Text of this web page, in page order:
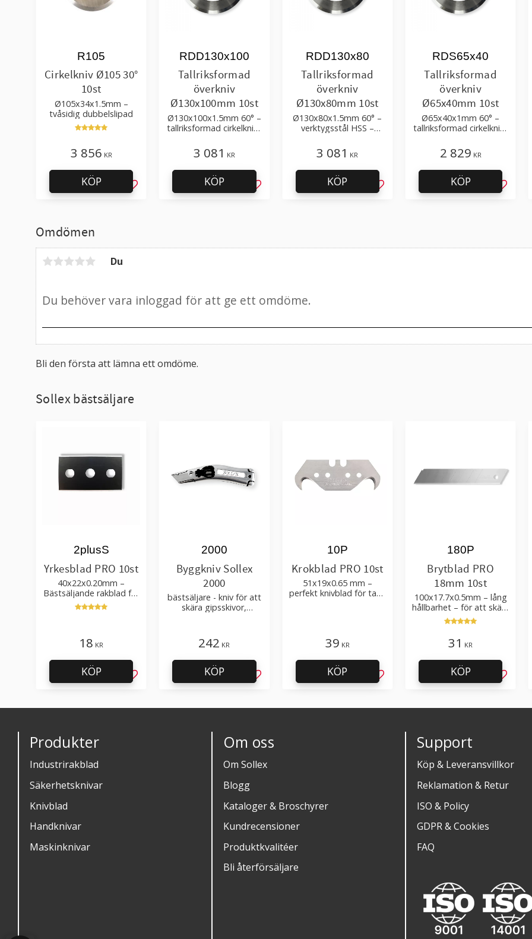
Omdömen
Du
Bli den första att lämna ett omdöme.
Cirkelkniv Ø105 30°
10st
Ø105x34x1.5mm –
tvåsidig dubbelslipad
R105
3 856 KR
Lägg till i favoriter
KÖP
Tallriksformad
överkniv
Ø130x100mm 10st
Ø130x100x1.5mm 60° –
tallriksformad cirkelkniv i
ensidig dubbelslipning
RDD130x100
3 081 KR
Lägg till i favoriter
KÖP
Tallriksformad
överkniv
Ø130x80mm 10st
Ø130x80x1.5mm 60° –
verktygsstål HSS –
RDD130x80
3 081 KR
Lägg till i favoriter
KÖP
Tallriksformad
överkniv
Ø65x40mm 10st
Ø65x40x1mm 60° –
tallriksformad cirkelkniv i
ensidig enkelslipning
RDS65x40
2 829 KR
Lägg
KÖP
Sollex bästsäljare
Yrkesblad PRO 10st
40x22x0.20mm –
Bästsäljande rakblad för
att skära tapet, tyg, filt,
hobby bruk
2plusS
18 KR
Lägg till i favoriter
KÖP
Byggkniv Sollex
2000
bästsäljare - kniv för att
skära gipsskivor,
2000
242 KR
Lägg till i favoriter
KÖP
Krokblad PRO 10st
51x19x0.65 mm –
perfekt knivblad för tak-,
10P
39 KR
Lägg till i favoriter
KÖP
Brytblad PRO
18mm 10st
100x17.7x0.5mm – lång
hållbarhet – för att skära
kartong, tapet och
golvmaterial
180P
31 KR
Lägg
KÖP
Produkter
Industrirakblad
Säkerhetsknivar
Knivblad
Handknivar
Maskinknivar
Om oss
Om Sollex
Blogg
Kataloger & Broschyrer
Kundrecensioner
Produktkvalitéer
Bli återförsäljare
Support
Köp & Leveransvillkor
Reklamation & Retur
ISO & Policy
GDPR & Cookies
FAQ